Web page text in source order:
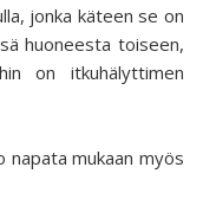
jonka käteen se on
huoneesta toiseen,
on itkuhälyttimen
napata mukaan myös